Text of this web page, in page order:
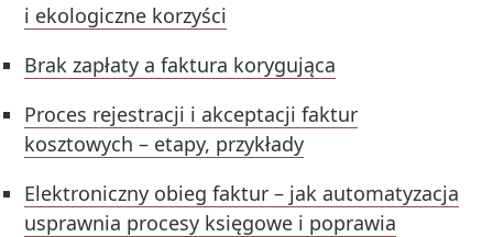
i ekologiczne korzyści
Brak zapłaty a faktura korygująca
Proces rejestracji i akceptacji faktur
kosztowych – etapy, przykłady
Elektroniczny obieg faktur – jak automatyzacja
usprawnia procesy księgowe i poprawia